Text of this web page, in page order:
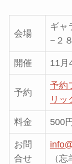
会場
ギャ
−２８
開催 11月
予約
予約
リッ
料金 500円
お問
合せ
（忘